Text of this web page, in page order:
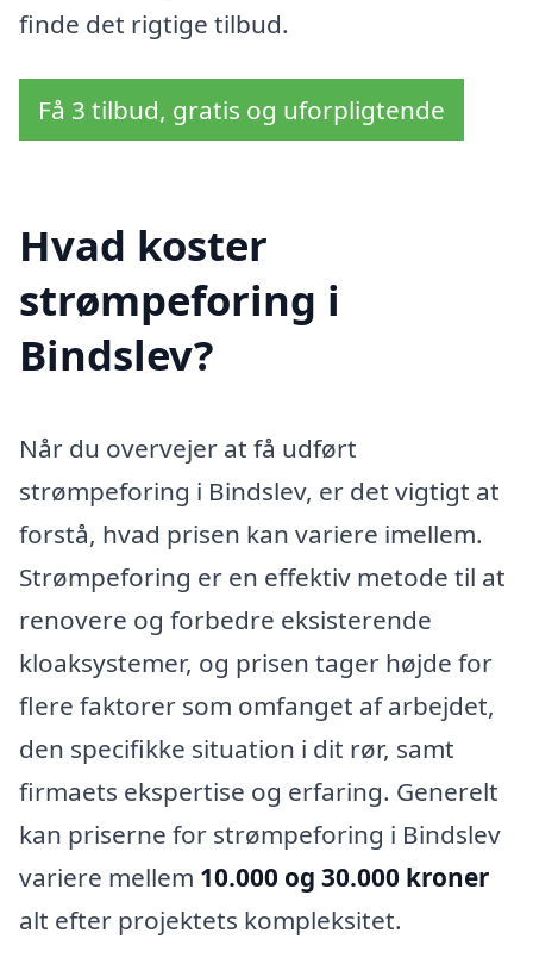
finde det rigtige tilbud.
Få 3 tilbud, gratis og uforpligtende
Hvad koster
strømpeforing i
Bindslev?
Når du overvejer at få udført
strømpeforing i Bindslev, er det vigtigt at
forstå, hvad prisen kan variere imellem.
Strømpeforing er en effektiv metode til at
renovere og forbedre eksisterende
kloaksystemer, og prisen tager højde for
flere faktorer som omfanget af arbejdet,
den specifikke situation i dit rør, samt
firmaets ekspertise og erfaring. Generelt
kan priserne for strømpeforing i Bindslev
variere mellem 10.000 og 30.000 kroner
alt efter projektets kompleksitet.